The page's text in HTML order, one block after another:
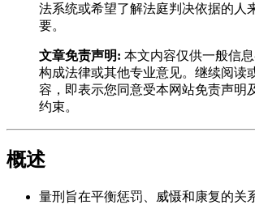
法系统或希望了解法庭判决依据的人
要。
文章免责声明: 本文内容仅供一般信
构成法律或其他专业意见。继续阅读
容，即表示您同意受本网站免责声明
约束。
概述
量刑旨在平衡惩罚、威慑和康复的关